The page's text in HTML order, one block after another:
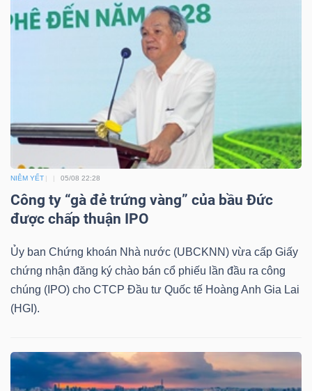
NIÊM YẾT 05/08 22:28
Công ty “gà đẻ trứng vàng” của bầu Đức
được chấp thuận IPO
Ủy ban Chứng khoán Nhà nước (UBCKNN) vừa cấp Giấy
chứng nhận đăng ký chào bán cổ phiếu lần đầu ra công
chúng (IPO) cho CTCP Đầu tư Quốc tế Hoàng Anh Gia Lai
(HGI).
CÔNG
CỤ
TRUY
XUẤT
DỮ
Ngành
(-)
VS-
SECTOR